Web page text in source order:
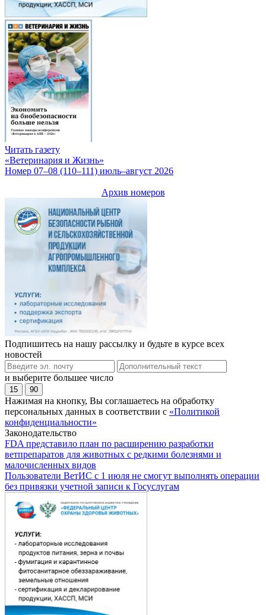
Читать газету
«Ветеринария и Жизнь»
Номер 07–08 (110–111) июль–август 2026
Архив номеров
Подпишитесь на нашу рассылку и будьте в курсе всех
новостей
и выберите большее число
15 90
Нажимая на кнопку, Вы соглашаетесь на обработку
персональных данных в соответствии с «Политикой
конфиденциальности»
Законодательство
FDA представило план по расширению разработки
ветпрепаратов для животных с редкими болезнями и
малочисленных видов
Пользователи ВетИС с 1 июля не смогут выполнять операции
без привязки учетной записи к Госуслугам